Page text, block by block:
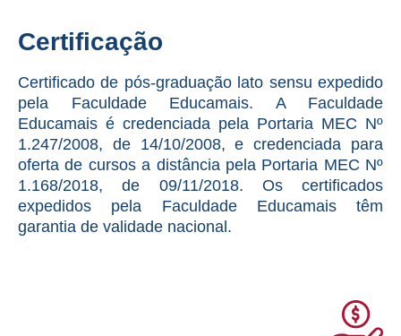
Certificação
Certificado de pós-graduação lato sensu expedido
pela Faculdade Educamais. A Faculdade
Educamais é credenciada pela Portaria MEC Nº
1.247/2008, de 14/10/2008, e credenciada para
oferta de cursos a distância pela Portaria MEC Nº
1.168/2018, de 09/11/2018. Os certificados
expedidos pela Faculdade Educamais têm
garantia de validade nacional.